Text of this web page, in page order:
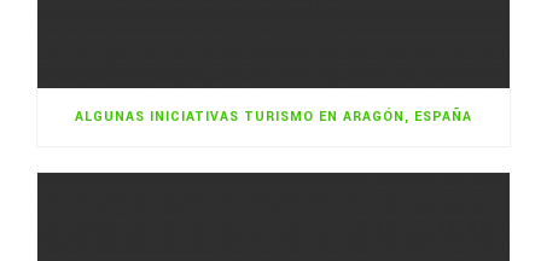
ALGUNAS INICIATIVAS TURISMO EN ARAGÓN, ESPAÑA